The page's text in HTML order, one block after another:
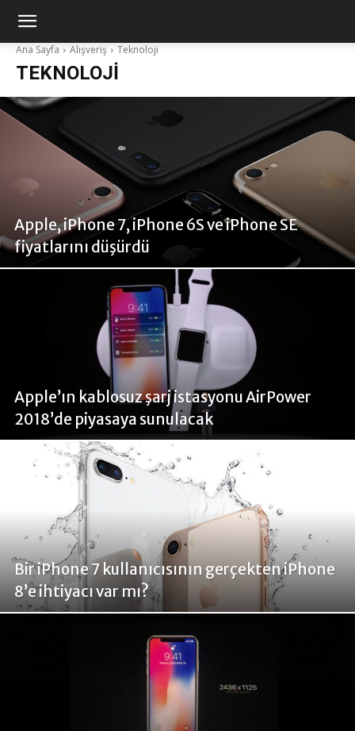
Ana Sayfa Alışveriş Teknoloji
TEKNOLOJI
Apple, iPhone 7, iPhone 6S ve iPhone SE
fiyatlarını düşürdü
Apple’ın kablosuz şarj istasyonu AirPower
2018’de piyasaya sunulacak
Bir iPhone 7 kullanıcısının gerçekten iPhone
8’e ihtiyacı var mı?